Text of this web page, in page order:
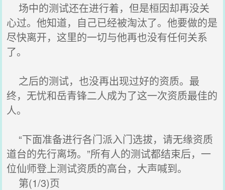
场中的测试还在进行着，但是桓因却再没关
心过。他知道，自己已经被淘汰了。他要做的是
尽快离开，这里的一切与他再也没有任何关系
了。
之后的测试，也没再出现过好的资质。最
终，无忧和岳青锋二人成为了这一次资质最佳的
人。
“下面准备进行各门派入门选拔，请无缘资质
道台的先行离场。”所有人的测试都结束后，一
位仙师登上测试资质的高台，大声喊到。
第(1/3)页